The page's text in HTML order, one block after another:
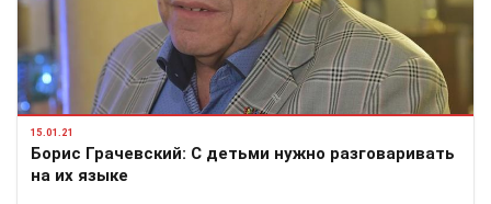
15.01.21
Борис Грачевский: С детьми нужно разговаривать
на их языке